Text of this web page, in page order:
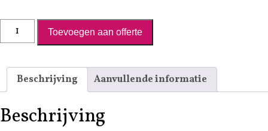
Bord Natuur- Ø 21cm aantal
Toevoegen aan offerte
Beschrijving Aanvullende informatie
Beschrijving